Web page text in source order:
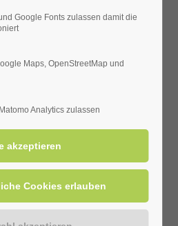
Stempeltechnik, malen und
Google Fonts zulassen damit die
Maps, OpenStreetMap und
Analytics zulassen